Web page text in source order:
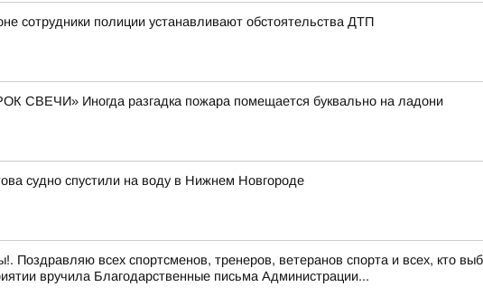
сотрудники полиции устанавливают обстоятельства ДТП
СВЕЧИ» Иногда разгадка пожара помещается буквально на ладони
судно спустили на воду в Нижнем Новгороде
Поздравляю всех спортсменов, тренеров, ветеранов спорта и всех, кто
вручила Благодарственные письма Администрации...